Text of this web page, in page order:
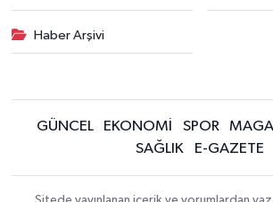
Haber Arşivi
GÜNCEL EKONOMİ SPOR
SAĞLIK
E-GAZETE